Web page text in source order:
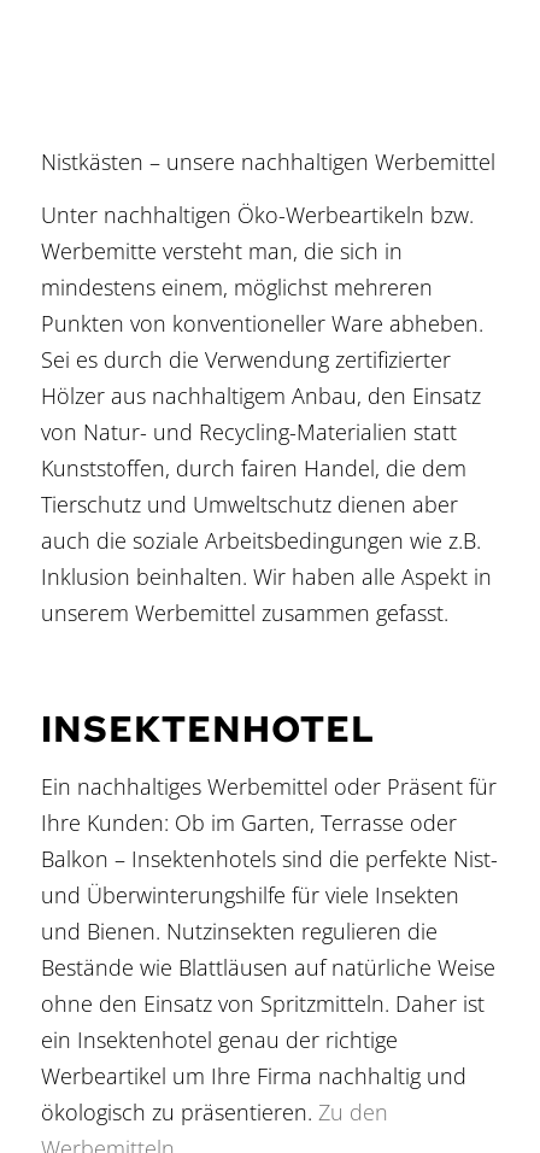
Nistkästen – unsere nachhaltigen Werbemittel
Unter nachhaltigen Öko-Werbeartikeln bzw.
Werbemitte versteht man, die sich in
mindestens einem, möglichst mehreren
Punkten von konventioneller Ware abheben.
Sei es durch die Verwendung zertifizierter
Hölzer aus nachhaltigem Anbau, den Einsatz
von Natur- und Recycling-Materialien statt
Kunststoffen, durch fairen Handel, die dem
Tierschutz und Umweltschutz dienen aber
auch die soziale Arbeitsbedingungen wie z.B.
Inklusion beinhalten. Wir haben alle Aspekt in
unserem Werbemittel zusammen gefasst.
INSEKTENHOTEL
Ein nachhaltiges Werbemittel oder Präsent für
Ihre Kunden: Ob im Garten, Terrasse oder
Balkon – Insektenhotels sind die perfekte Nist-
und Überwinterungshilfe für viele Insekten
und Bienen. Nutzinsekten regulieren die
Bestände wie Blattläusen auf natürliche Weise
ohne den Einsatz von Spritzmitteln. Daher ist
ein Insektenhotel genau der richtige
Werbeartikel um Ihre Firma nachhaltig und
ökologisch zu präsentieren. Zu den